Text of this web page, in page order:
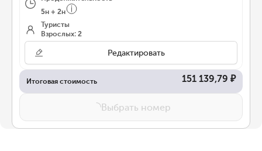
5н + 2н
Туристы
Взрослых: 2
Редактировать
Итоговая стоимость 151 139,79 ₽
Выбрать номер